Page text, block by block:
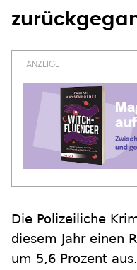
Die Polizeiliche
diesem Jahr einen
um 5,6 Prozent